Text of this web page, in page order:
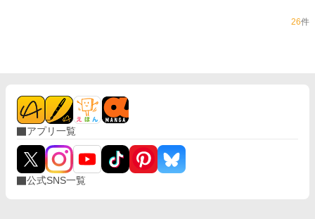
26件
アプリ一覧
公式SNS一覧